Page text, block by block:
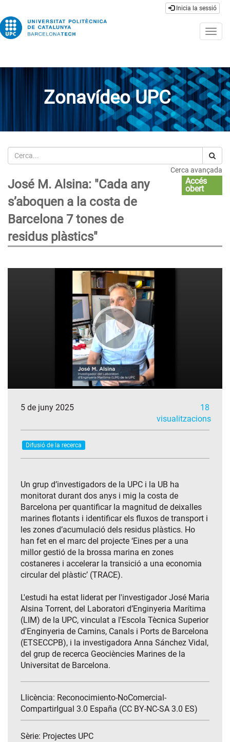
Inicia la sessió
Zonavídeo UPC
Cerca
Cerca avançada
José M. Alsina: "Cada any
s’aboquen a la costa de
Barcelona 7 tones de
residus plàstics"
Accés
obert
5 de juny 2025
18
visualitzacions
Difusió de la recerca
Un grup d’investigadors de la UPC i la UB ha
monitorat durant dos anys i mig la costa de
Barcelona per quantificar la magnitud de deixalles
marines flotants i identificar els fluxos de transport i
les zones d’acumulació dels residus plàstics. Ho
han fet en el marc del projecte ‘Eines per a una
millor gestió de la brossa marina en zones
costaneres i accelerar la transició a una economia
circular del plàstic’ (TRACE).
L'estudi ha estat liderat per l'investigador José Maria
Alsina Torrent, del Laboratori d’Enginyeria Marítima
(LIM) de la UPC, vinculat a l'Escola Tècnica Superior
d'Enginyeria de Camins, Canals i Ports de Barcelona
(ETSECCPB), i la investigadora Anna Sánchez Vidal,
del grup de recerca Geociències Marines de la
Universitat de Barcelona.
Llicència: Reconocimiento-NoComercial-
CompartirIgual 3.0 España (CC BY-NC-SA 3.0 ES)
Sèrie: Projectes UPC